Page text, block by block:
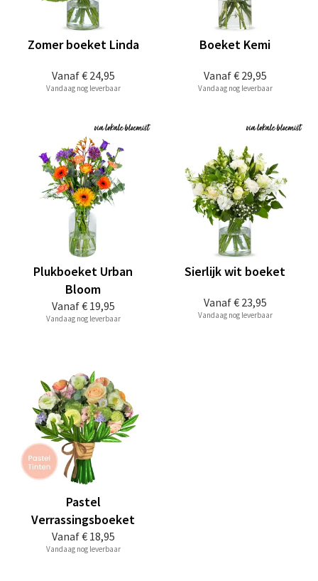
Vanaf€ 24,95
Zomer boeket Linda
Vandaag nog leverbaar
Vanaf€ 29,95
Boeket Kemi
Vandaag nog leverbaar
Vanaf€ 19,95
Plukboeket Urban
Bloom
Vandaag nog leverbaar
Vanaf€ 23,95
Sierlijk wit boeket
Vandaag nog leverbaar
Vanaf€ 18,95
Pastel
Verrassingsboeket
Vandaag nog leverbaar